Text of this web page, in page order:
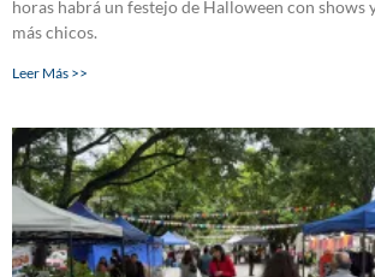
horas habrá un festejo de Halloween con shows
más chicos.
Leer Más >>